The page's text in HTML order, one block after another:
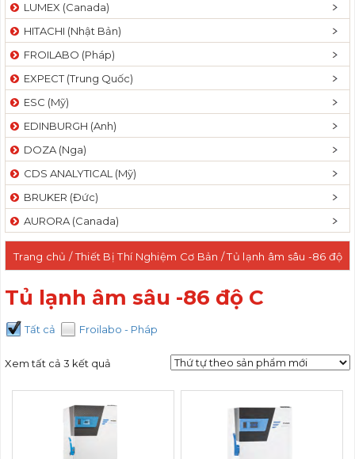
LUMEX (Canada)
HITACHI (Nhật Bản)
FROILABO (Pháp)
EXPECT (Trung Quốc)
ESC (Mỹ)
EDINBURGH (Anh)
DOZA (Nga)
CDS ANALYTICAL (Mỹ)
BRUKER (Đức)
AURORA (Canada)
Trang chủ /Thiết Bị Thí Nghiệm Cơ Bản / Tủ lạnh âm sâu -86 độ
Tủ lạnh âm sâu -86 độ C
Tất cả Froilabo - Pháp
Xem tất cả 3 kết quả